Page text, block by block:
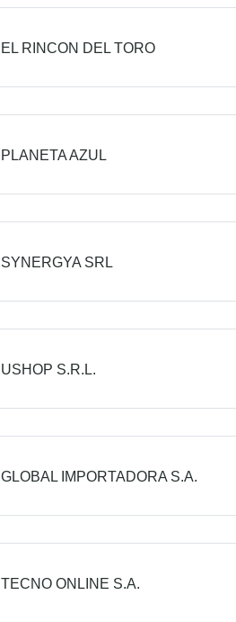
EL RINCON DEL TORO
PLANETA AZUL
SYNERGYA SRL
USHOP S.R.L.
GLOBAL IMPORTADORA S.A.
TECNO ONLINE S.A.